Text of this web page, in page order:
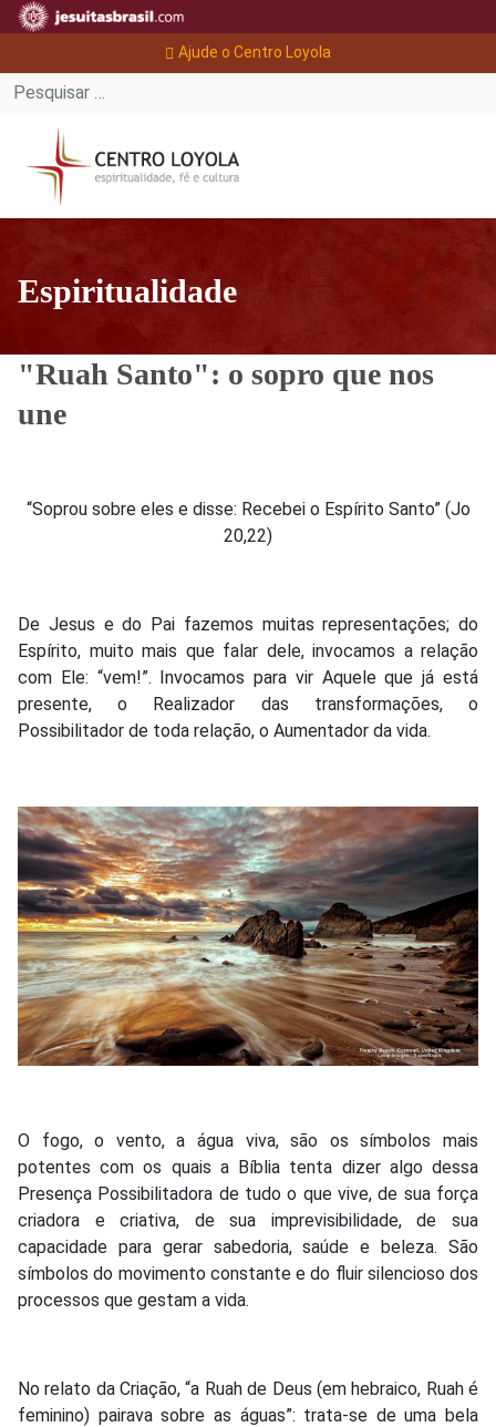
Ajude o Centro Loyola
Espiritualidade
"Ruah Santo": o sopro que nos
une
“Soprou sobre eles e disse: Recebei o Espírito Santo” (Jo
20,22)
De Jesus e do Pai fazemos muitas representações; do
Espírito, muito mais que falar dele, invocamos a relação
com Ele: “vem!”. Invocamos para vir Aquele que já está
presente, o Realizador das transformações, o
Possibilitador de toda relação, o Aumentador da vida.
O fogo, o vento, a água viva, são os símbolos mais
potentes com os quais a Bíblia tenta dizer algo dessa
Presença Possibilitadora de tudo o que vive, de sua força
criadora e criativa, de sua imprevisibilidade, de sua
capacidade para gerar sabedoria, saúde e beleza. São
símbolos do movimento constante e do fluir silencioso dos
processos que gestam a vida.
No relato da Criação, “a Ruah de Deus (em hebraico, Ruah é
feminino) pairava sobre as águas”: trata-se de uma bela